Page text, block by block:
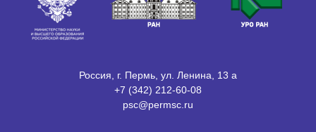
Россия, г. Пермь, ул. Ленина, 13 а
+7 (342) 212-60-08
psc@permsc.ru